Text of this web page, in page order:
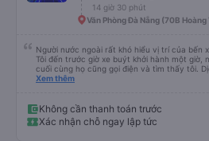
14 giờ 30 phút
Văn Phòng Đà Nẵng (70B Hoàng
Người nước ngoài rất khó hiểu vị trí của bến
Tôi đến trước giờ xe buýt khởi hành một giờ,
cuối cùng họ cũng gọi điện và tìm thấy tôi.
sao thì tôi ngủ ngon hơn ở khách sạn vì tôi
Xem thêm
Không cần thanh toán trước
Xác nhận chỗ ngay lập tức